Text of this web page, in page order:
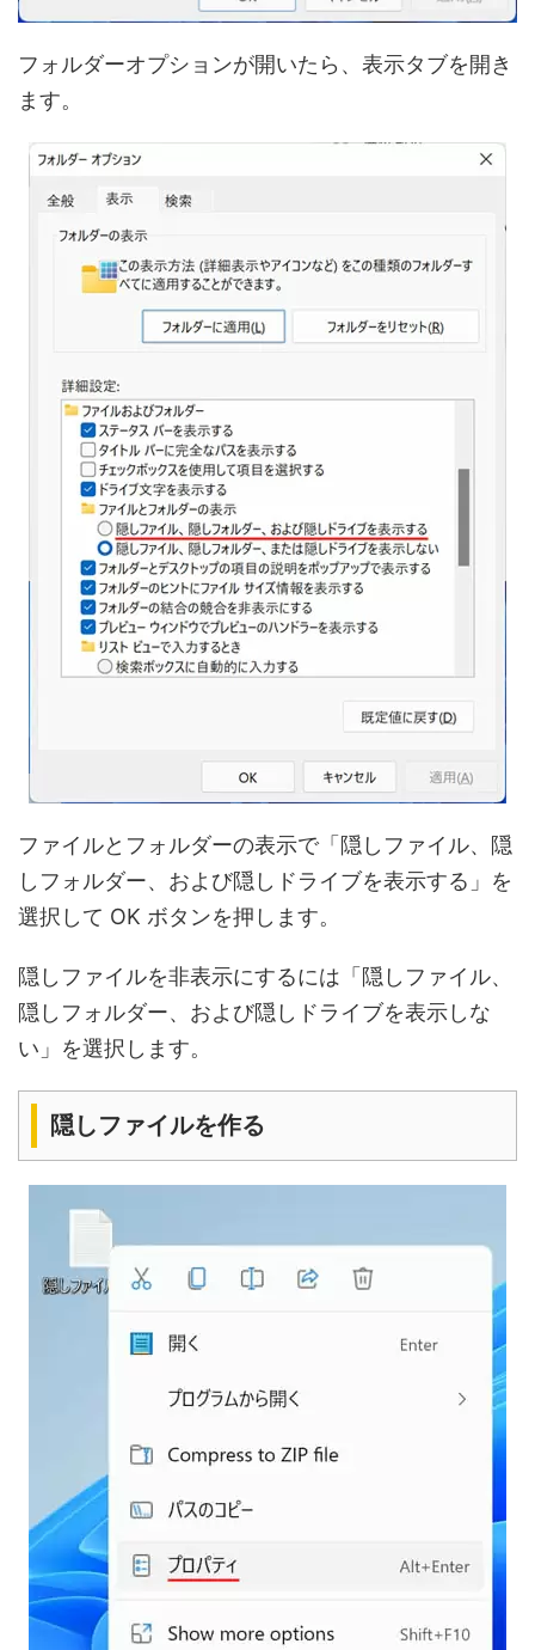
フォルダーオプションが開いたら、表示タブを開き
ます。
ファイルとフォルダーの表示で「隠しファイル、隠
しフォルダー、および隠しドライブを表示する」を
選択して OK ボタンを押します。
隠しファイルを非表示にするには「隠しファイル、
隠しフォルダー、および隠しドライブを表示しな
い」を選択します。
隠しファイルを作る